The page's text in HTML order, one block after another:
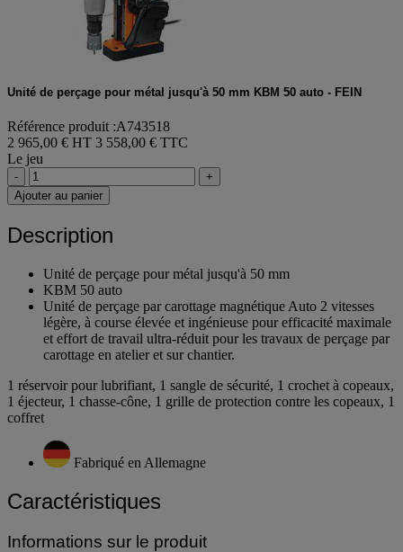
Unité de perçage pour métal jusqu'à 50 mm KBM 50 auto - FEIN
Référence produit :A743518
2 965,00 € HT 3 558,00 € TTC
Le jeu
-
+
Ajouter au panier
Description
Unité de perçage pour métal jusqu'à 50 mm
KBM 50 auto
Unité de perçage par carottage magnétique Auto 2 vitesses
légère, à course élevée et ingénieuse pour efficacité maximale
et effort de travail ultra-réduit pour les travaux de perçage par
carottage en atelier et sur chantier.
1 réservoir pour lubrifiant, 1 sangle de sécurité, 1 crochet à copeaux,
1 éjecteur, 1 chasse-cône, 1 grille de protection contre les copeaux, 1
coffret
Fabriqué en Allemagne
Caractéristiques
Informations sur le produit